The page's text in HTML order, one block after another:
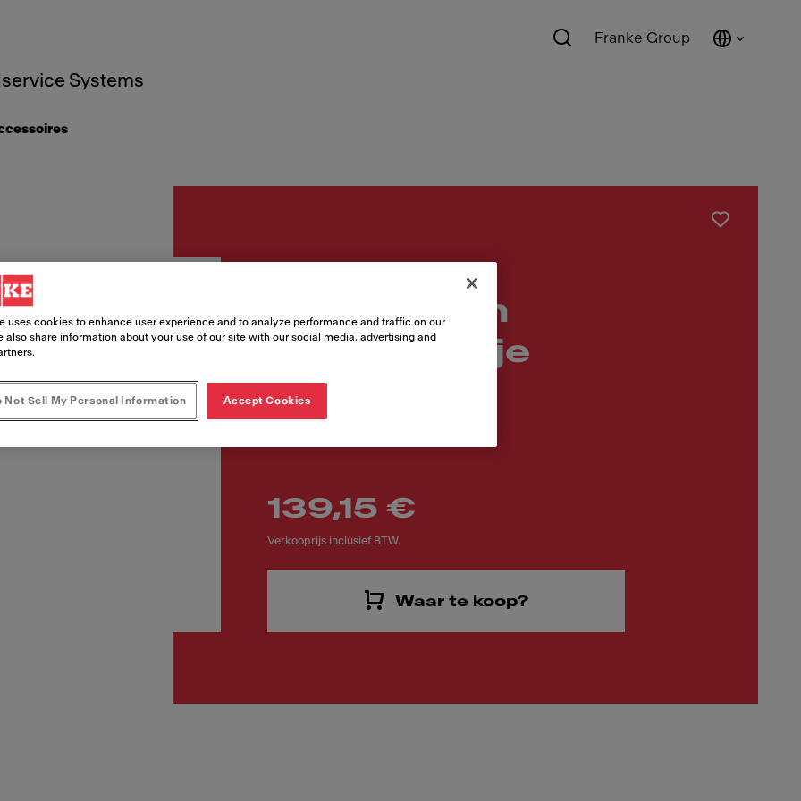
Systems
Franke Group
Toebehoren
afdruipmatje
Artikelnummer
139,15 €
Verkooprijs inclusief BTW.
Waar te koop?
uses cookies to enhance user experience and to analyze performance and traffic on our
also share information about your use of our site with our social media, advertising and
Not Sell My Personal Information Accept Cookies